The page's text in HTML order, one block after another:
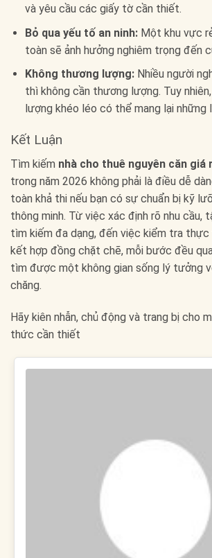
và yêu cầu các giấy tờ cần thiết.
Bỏ qua yếu tố an ninh:Một khu vực
toàn sẽ ảnh hưởng nghiêm trọng đến
Không thương lượng:Nhiều người
thì không cần thương lượng. Tuy
lượng khéo léo có thể mang lại những
Kết Luận
Tìm kiếm nhà cho thuê nguyên căn giá
trong năm 2026 không phải là điều dễ
toàn khả thi nếu bạn có sự chuẩn bị kỹ
thông minh. Từ việc xác định rõ nhu cầu,
tìm kiếm đa dạng, đến việc kiểm tra
kết hợp đồng chặt chẽ, mỗi bước đều
tìm được một không gian sống lý tưởng
chăng.
Hãy kiên nhẫn, chủ động và trang bị cho
thức cần thiết